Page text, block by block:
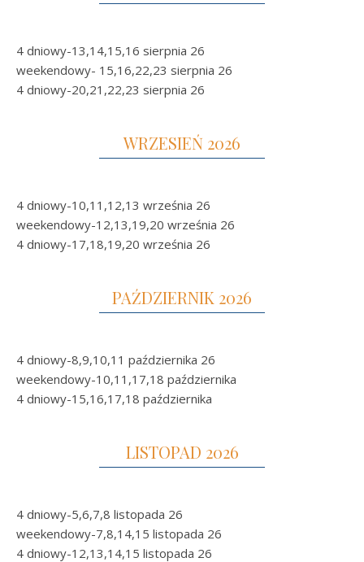
4 dniowy-13,14,15,16 sierpnia 26
weekendowy- 15,16,22,23 sierpnia 26
4 dniowy-20,21,22,23 sierpnia 26
WRZESIEŃ 2026
4 dniowy-10,11,12,13 września 26
weekendowy-12,13,19,20 września 26
4 dniowy-17,18,19,20 września 26
PAŹDZIERNIK 2026
4 dniowy-8,9,10,11 października 26
weekendowy-10,11,17,18 października
4 dniowy-15,16,17,18 października
LISTOPAD 2026
4 dniowy-5,6,7,8 listopada 26
weekendowy-7,8,14,15 listopada 26
4 dniowy-12,13,14,15 listopada 26